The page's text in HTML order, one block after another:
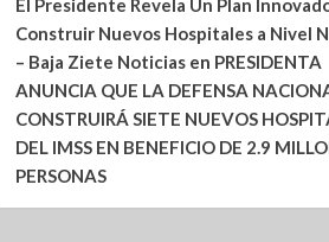
El Presidente Revela Un Plan
Construir Nuevos Hospitales a Nivel
– Baja Ziete Noticiasen PRESIDENTA
ANUNCIA QUE LA DEFENSA
CONSTRUIRÁ SIETE NUEVOS
DEL IMSS EN BENEFICIO DE 2.9
PERSONAS